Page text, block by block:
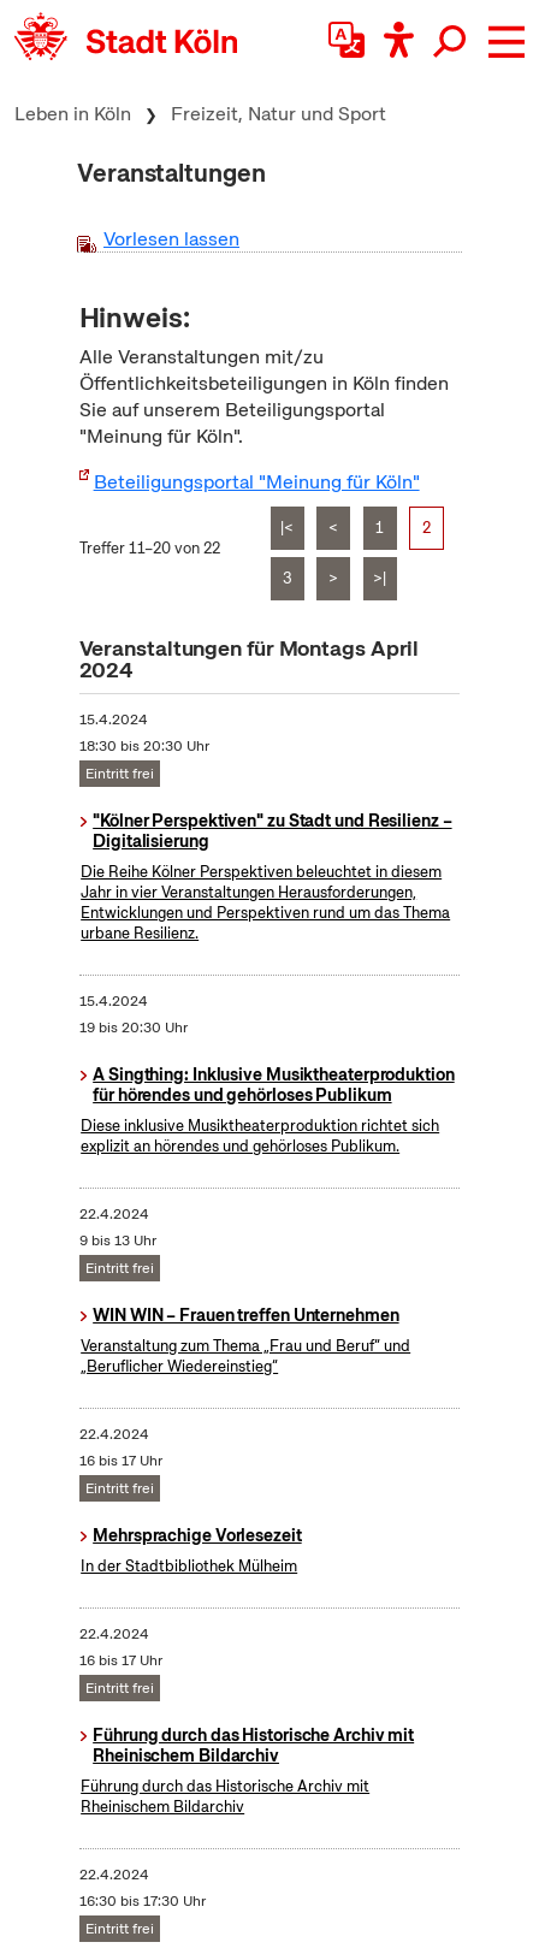
zum Inhalt springen
Leben in Köln Freizeit, Natur und Sport
Veranstaltungen
Vorlesen lassen
Hinweis:
Alle Veranstaltungen mit/zu
Öffentlichkeitsbeteiligungen in Köln finden
Sie auf unserem Beteiligungsportal
"Meinung für Köln".
Beteiligungsportal "Meinung für Köln"
Treffer 11–20 von 22
|< < 1 2
3 > >|
Veranstaltungen für Montags April
2024
15.4.2024
18:30 bis 20:30 Uhr
Eintritt frei
"Kölner Perspektiven" zu Stadt und Resilienz –
Digitalisierung
Die Reihe Kölner Perspektiven beleuchtet in diesem
Jahr in vier Veranstaltungen Herausforderungen,
Entwicklungen und Perspektiven rund um das Thema
urbane Resilienz.
15.4.2024
19 bis 20:30 Uhr
A Singthing: Inklusive Musiktheaterproduktion
für hörendes und gehörloses Publikum
Diese inklusive Musiktheaterproduktion richtet sich
explizit an hörendes und gehörloses Publikum.
22.4.2024
9 bis 13 Uhr
Eintritt frei
WIN WIN – Frauen treffen Unternehmen
Veranstaltung zum Thema „Frau und Beruf“ und
„Beruflicher Wiedereinstieg“
22.4.2024
16 bis 17 Uhr
Eintritt frei
Mehrsprachige Vorlesezeit
In der Stadtbibliothek Mülheim
22.4.2024
16 bis 17 Uhr
Eintritt frei
Führung durch das Historische Archiv mit
Rheinischem Bildarchiv
Führung durch das Historische Archiv mit
Rheinischem Bildarchiv
22.4.2024
16:30 bis 17:30 Uhr
Eintritt frei